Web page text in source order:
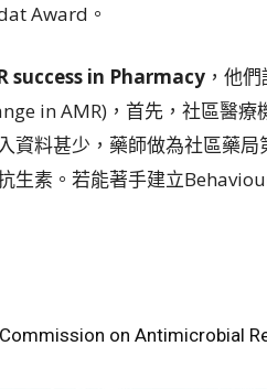
Award。
success in Pharmacy ，他
in AMR)，首先，社區醫療
資料甚少，藥師做為社區藥
生素。若能著手建立
on Antimicrobial